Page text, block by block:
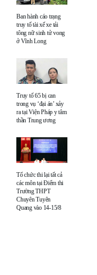
Ban hành cáo trạng
truy tố tài xế xe tải
tông nữ sinh tử vong
ở Vĩnh Long
Truy tố 65 bị can
trong vụ ‘đại án’ xảy
ra tại Viện Pháp y tâm
thần Trung ương
Tổ chức thi lại tất cả
các môn tại Điểm thi
Trường THPT
Chuyên Tuyên
Quang vào 14-15/8